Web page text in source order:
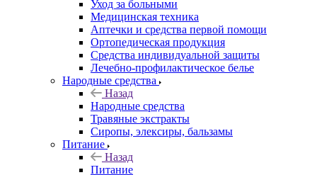
Уход за больными
Медицинская техника
Аптечки и средства первой помощи
Ортопедическая продукция
Средства индивидуальной защиты
Лечебно-профилактическое белье
Народные средства
Назад
Народные средства
Травяные экстракты
Сиропы, элексиры, бальзамы
Питание
Назад
Питание